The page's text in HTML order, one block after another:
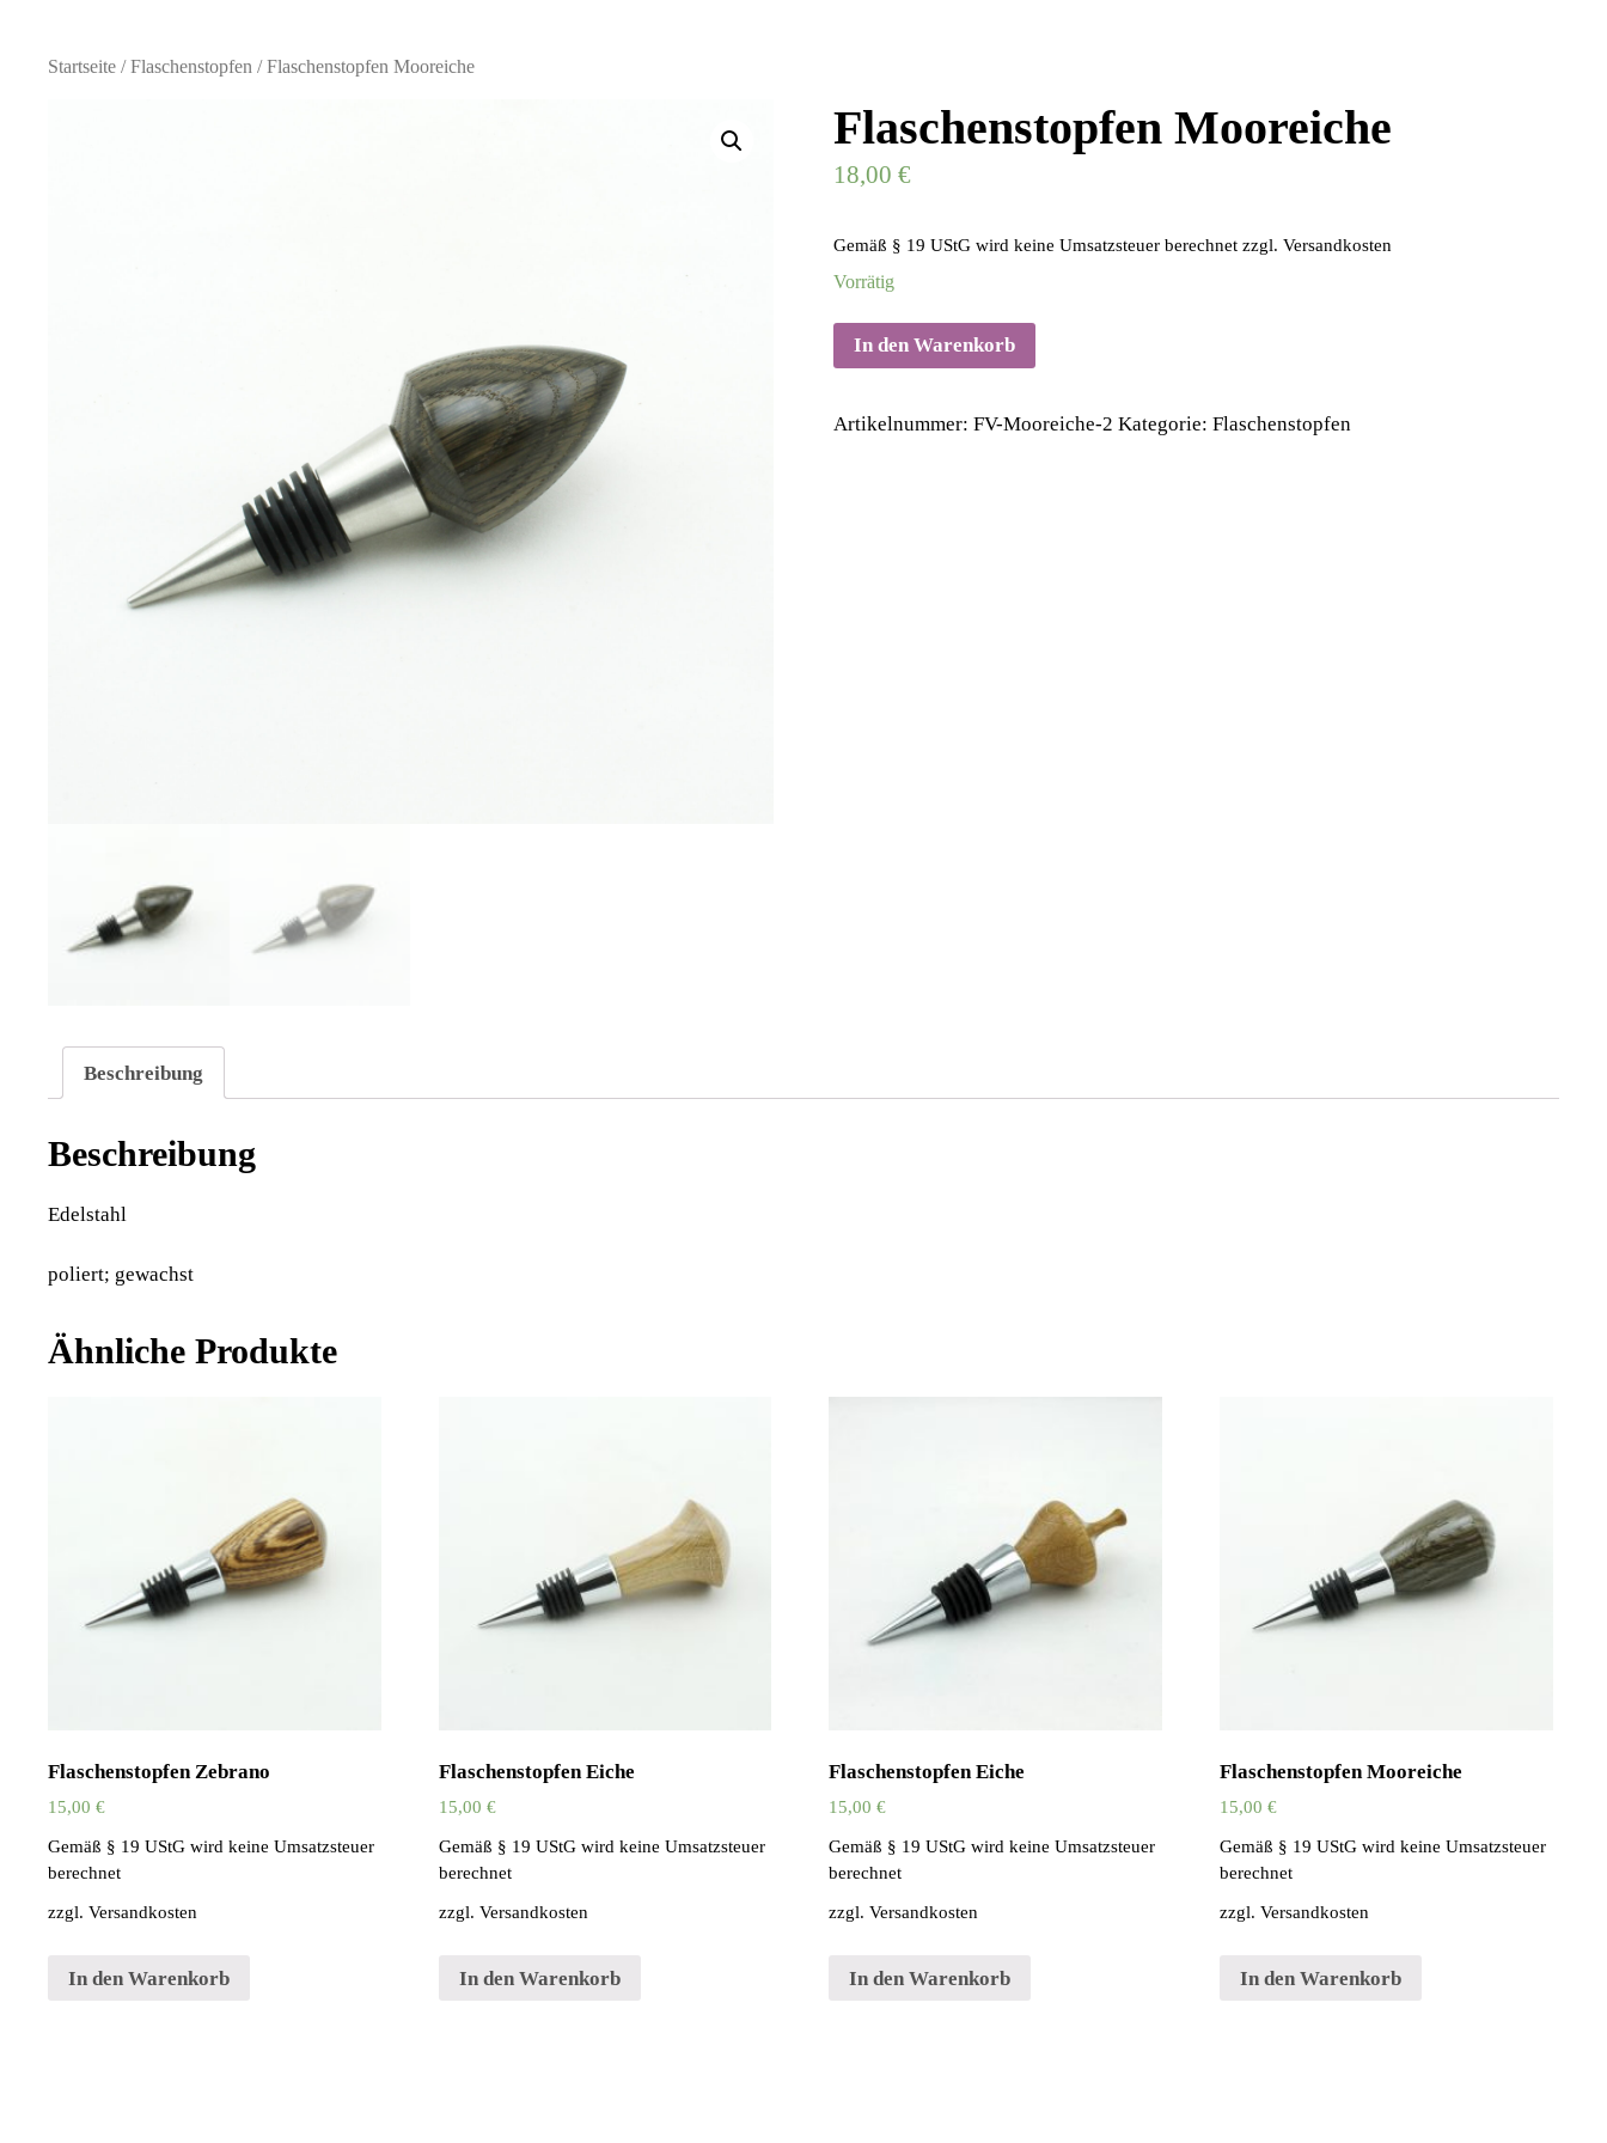
Startseite /Flaschenstopfen / Flaschenstopfen Mooreiche
Flaschenstopfen Mooreiche
18,00€
Gemäß § 19 UStG wird keine Umsatzsteuer berechnet zzgl.Versandkosten
Vorrätig
In den Warenkorb
Artikelnummer:FV-Mooreiche-2 Kategorie:Flaschenstopfen
Beschreibung
Beschreibung
Edelstahl
poliert; gewachst
Ähnliche Produkte
Flaschenstopfen Zebrano
15,00 €
Gemäß § 19 UStG wird keine Umsatzsteuer
berechnet
zzgl. Versandkosten
In den Warenkorb
Flaschenstopfen Eiche
15,00 €
Gemäß § 19 UStG wird keine Umsatzsteuer
berechnet
zzgl. Versandkosten
In den Warenkorb
Flaschenstopfen Eiche
15,00€
Gemäß § 19 UStG wird keine Umsatzsteuer
berechnet
zzgl.Versandkosten
In den Warenkorb
Flaschenstopfen Mooreiche
15,00€
Gemäß § 19 UStG wird keine Umsatzsteuer
berechnet
zzgl.Versandkosten
In den Warenkorb